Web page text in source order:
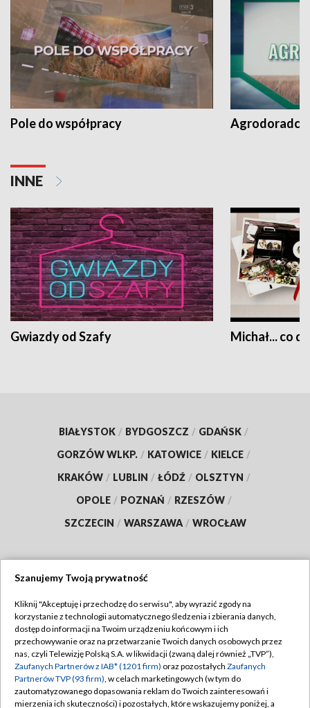
Pole do współpracy Agrodoradcy
INNE
Gwiazdy od Szafy Michał... co
BIAŁYSTOK / BYDGOSZCZ / GDAŃSK /
GORZÓW WLKP. / KATOWICE / KIELCE /
KRAKÓW / LUBLIN / ŁÓDŹ / OLSZTYN /
OPOLE / POZNAŃ / RZESZÓW /
SZCZECIN / WARSZAWA / WROCŁAW
TVP
Abonament TVP
Emisja w TVP
Centrum informacji TVP
Regulamin TVP
Polityka prywatności
Moje zgody
Szanujemy Twoją prywatność
Kliknij "Akceptuję i przechodzę do serwisu", aby wyrazić zgody na
korzystanie z technologii automatycznego śledzenia i zbierania danych,
dostęp do informacji na Twoim urządzeniu końcowym i ich
przechowywanie oraz na przetwarzanie Twoich danych osobowych przez
nas, czyli Telewizję Polską S.A. w likwidacji (zwaną dalej również „TVP”),
Zaufanych Partnerów z IAB* (1201 firm) oraz pozostałych Zaufanych
Partnerów TVP (93 firm), w celach marketingowych (w tym do
zautomatyzowanego dopasowania reklam do Twoich zainteresowań i
mierzenia ich skuteczności) i pozostałych, które wskazujemy poniżej, a